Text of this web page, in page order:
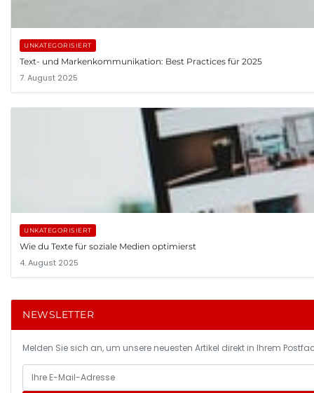
UNKATEGORISIERT
Text- und Markenkommunikation: Best Practices für 2025
7. August 2025
UNKATEGORISIERT
Wie du Texte für soziale Medien optimierst
4. August 2025
NEWSLETTER
Melden Sie sich an, um unsere neuesten Artikel direkt in Ihrem